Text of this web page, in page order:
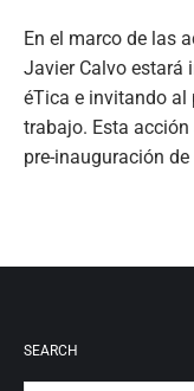
En el marco de las
Javier Calvo estará
éTica e invitando al
trabajo. Esta
pre-inauguración
SEARCH